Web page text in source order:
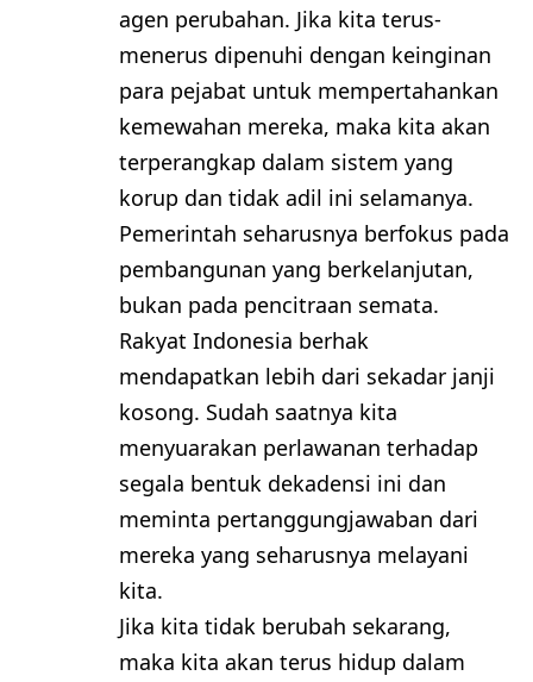
agen perubahan. Jika kita terus-
menerus dipenuhi dengan keinginan
para pejabat untuk mempertahankan
kemewahan mereka, maka kita akan
terperangkap dalam sistem yang
korup dan tidak adil ini selamanya.
Pemerintah seharusnya berfokus pada
pembangunan yang berkelanjutan,
bukan pada pencitraan semata.
Rakyat Indonesia berhak
mendapatkan lebih dari sekadar janji
kosong. Sudah saatnya kita
menyuarakan perlawanan terhadap
segala bentuk dekadensi ini dan
meminta pertanggungjawaban dari
mereka yang seharusnya melayani
kita.
Jika kita tidak berubah sekarang,
maka kita akan terus hidup dalam